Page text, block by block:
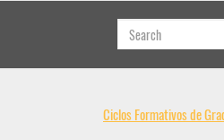
Ciclos Formativos de